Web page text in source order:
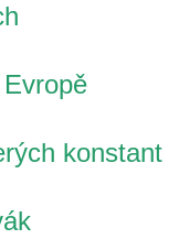
konstant